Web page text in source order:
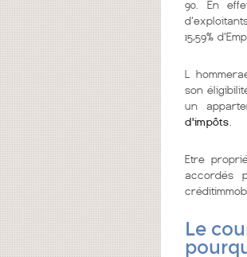
90. En
15,59%
L
son
un
d'impôts
Etre
accordés
Le